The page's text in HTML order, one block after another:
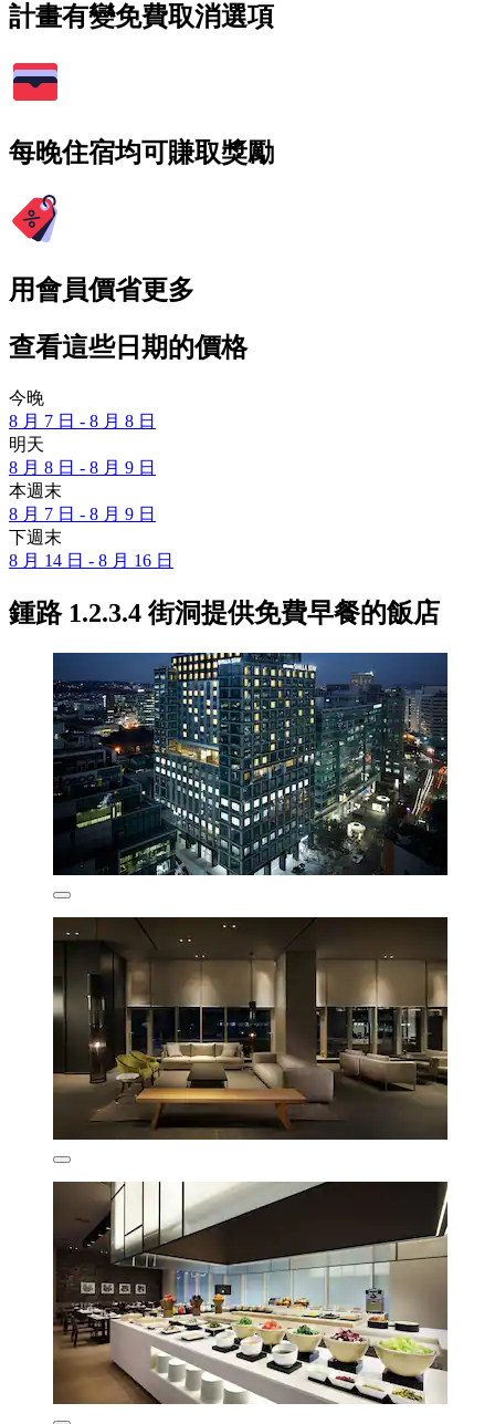
計畫有變免費取消選項
每晚住宿均可賺取獎勵
用會員價省更多
查看這些日期的價格
今晚
8 月 7 日 - 8 月 8 日
明天
8 月 8 日 - 8 月 9 日
本週末
8 月 7 日 - 8 月 9 日
下週末
8 月 14 日 - 8 月 16 日
鍾路 1.2.3.4 街洞提供免費早餐的飯店